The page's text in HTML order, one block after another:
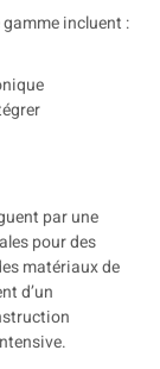
incluent :
par une
pour des
matériaux de
d’un